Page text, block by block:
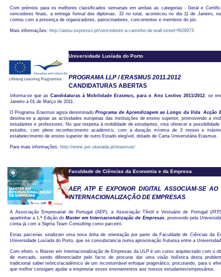
Com prémios para os melhores classificados semanais em ambas as categorias - Geral e
vencedores finais, a entrega formal dos diplomas, 32 no total, aconteceu no dia 11 de Janeiro,
contou com a presença de organizadores, patrocinadores, concorrentes e membros do júri.
Mais informações: http://aeiou.expresso.pt/vencedores-a-caminho-de-wall-street=f626073
Universidade Lusíada do Porto
PROGRAMA LLP / ERASMUS 2011.2012
CANDIDATURAS ABERTAS
Informa-se que asCandidaturas à Mobilidade Erasmus, para o Ano Lectivo 2011/2012, se
Janeiro a 01 de Março de 2011.
O Programa Erasmus agora denominadoPrograma de Aprendizagem ao Longo da Vida  Acção
destina-se a apoiar as actividades europeias das instituições de ensino superior, promovendo a
estudantes e professores. No que respeita à mobilidade de estudantes, visa oferecer a
estudos, com pleno reconhecimento académico, com a duração mínima de 3 meses e
estabelecimento de ensino superior de outro Estado elegível, dotado de Carta Universitária Erasmus.
Para mais informações: http://www.por.ulusiada.pt/erasmus/
Faculdade de Ciências da Economia e da Empresa
AEP, ATP E EXPONOR DIGITAL ASSOCIAM-SE
INTERNACIONALIZAÇÃO DE EMPRESAS
A Associação Empresarial de Portugal (AEP), a Associação Têxtil e Vestuário de Portugal
apadrinhar a 1.ª Edição do Master em Internacionalização de Empresas, promovido pela
conta já com a Sigma Team Consulting como parceiro.
Estas parcerias sinalizam uma nova linha de orientação por parte da Faculdade de Ciências da
Universidade Lusíada do Porto, que se consubstancia numa aproximação frutuosa entre a
Com efeito, o Master em Internacionalização de Empresas da ULP é um curso arquitectado com o
de mercado, sendo diferenciador pelo facto de procurar dar uma visão holística desta
tradicional saber teórico/académico de um incontornável enfoque pragmático, procurando, para o
que melhor consigam ajudar a emprestar esses ensinamentos aos nossos estudantes/empresários.